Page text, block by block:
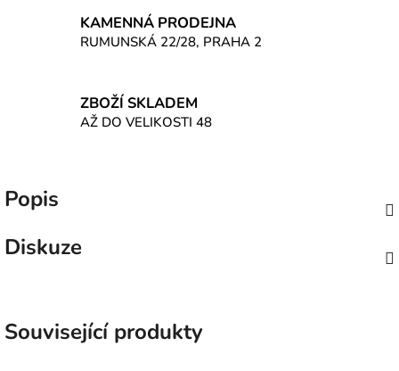
KAMENNÁ PRODEJNA
RUMUNSKÁ 22/28, PRAHA 2
ZBOŽÍ SKLADEM
AŽ DO VELIKOSTI 48
Popis
Diskuze
Související produkty